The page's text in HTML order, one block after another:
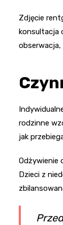
Zdjęcie
konsultacja
rodzinne
jak
Odżywienie
Dzieci z